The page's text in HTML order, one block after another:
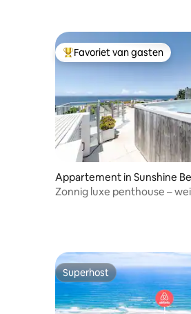
Topfavoriet van gasten
Favoriet van gasten
Appartement in Sunshine
Zonnig luxe penthouse –
Superhost
Superhost